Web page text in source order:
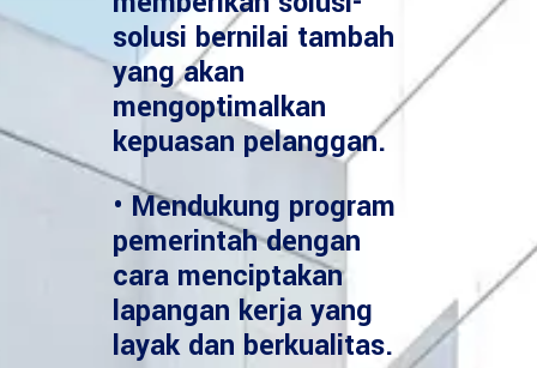
solusi bernilai tambah
yang akan
mengoptimalkan
kepuasan pelanggan.
• Mendukung program
pemerintah dengan
cara menciptakan
lapangan kerja yang
layak dan berkualitas.